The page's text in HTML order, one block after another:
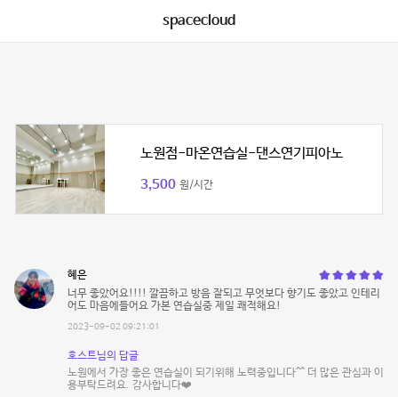
spacecloud
노원점-마온연습실-댄스연기피아노
3,500 원/시간
혜은
너무 좋았어요!!!! 깔끔하고 방음 잘되고 무엇보다 향기도 좋았고 인테리
어도 마음에들어요 가본 연습실중 제일 쾌적해요!
2023-09-02 09:21:01
호스트님의 답글
노원에서 가장 좋은 연습실이 되기위해 노력중입니다^^ 더 많은 관심과 이
용부탁드려요. 감사합니다❤️